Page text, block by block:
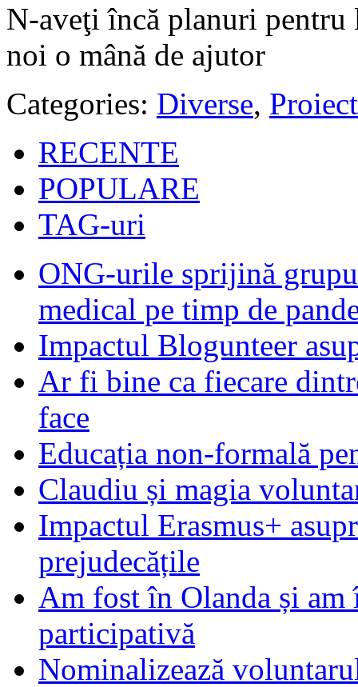
N-aveţi încă planuri
noi o mână de ajutor
Categories: Diverse,
RECENTE
POPULARE
TAG-uri
ONG-urile sprijină
medical pe timp de
Impactul Blogunteer
Ar fi bine ca fiecare
face
Educația non-formală
Claudiu și magia
Impactul Erasmus+
prejudecățile
Am fost în Olanda și am
participativă
Nominalizează